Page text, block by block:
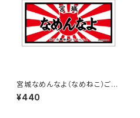
宮城なめんなよ（なめねこ）ご当
地ステッカー B-4
¥440